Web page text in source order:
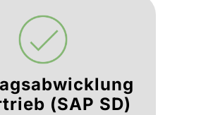
(SAP SD)